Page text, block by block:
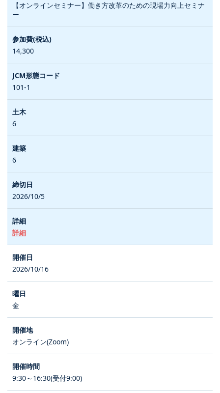
【オンラインセミナー】働き方改革のための現場力向上セミナ
ー
14,300
101-1
6
6
2026/10/5
詳細
2026/10/16
金
オンライン(Zoom)
9:30～16:30(受付9:00)